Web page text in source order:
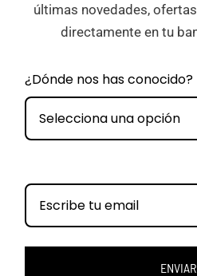
últimas novedades,
directamente en tu
¿Dónde nos has conocido?
Selecciona una opción
ENVIAR